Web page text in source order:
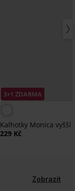
3+1 ZDARMA
Kalhotky Monica vyšší
229 Kč
Zobrazit